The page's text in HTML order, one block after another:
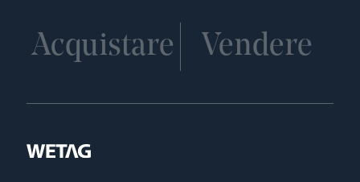
Acquistare Vendere